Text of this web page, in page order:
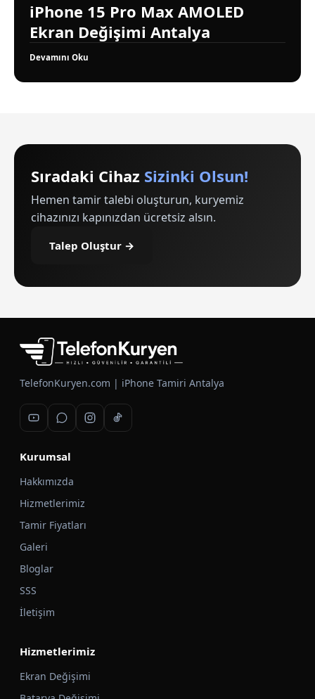
iPhone 15 Pro Max AMOLED
Ekran Değişimi Antalya
Devamını Oku
Sıradaki Cihaz Sizinki Olsun!
Hemen tamir talebi oluşturun, kuryemiz
cihazınızı kapınızdan ücretsiz alsın.
Talep Oluştur →
TelefonKuryen.com | iPhone Tamiri Antalya
Kurumsal
Hakkımızda
Hizmetlerimiz
Tamir Fiyatları
Galeri
Bloglar
SSS
İletişim
Hizmetlerimiz
Ekran Değişimi